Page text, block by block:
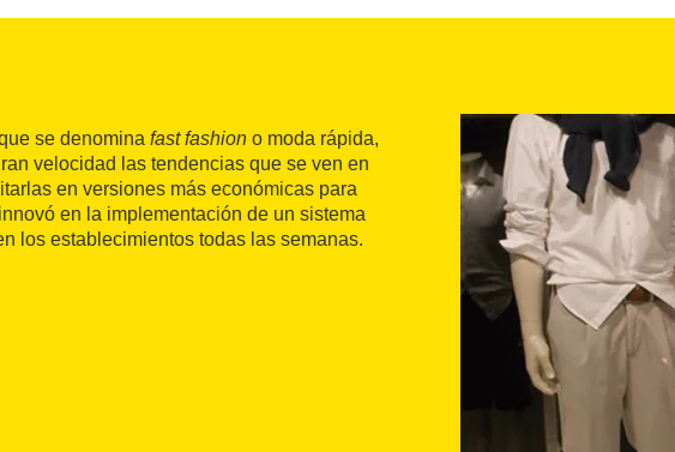
se denomina fast fashion o moda rápida,
velocidad las tendencias que se ven en
en versiones más económicas para
en la implementación de un sistema
los establecimientos todas las semanas.